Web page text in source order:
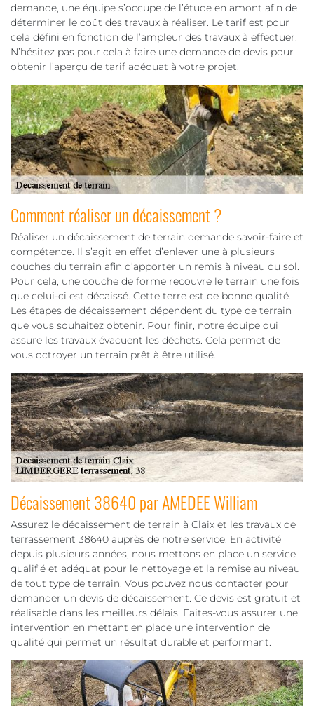
demande, une équipe s’occupe de l’étude en amont afin de
déterminer le coût des travaux à réaliser. Le tarif est pour
cela défini en fonction de l’ampleur des travaux à effectuer.
N’hésitez pas pour cela à faire une demande de devis pour
obtenir l’aperçu de tarif adéquat à votre projet.
Comment réaliser un décaissement ?
Réaliser un décaissement de terrain demande savoir-faire et
compétence. Il s’agit en effet d’enlever une à plusieurs
couches du terrain afin d’apporter un remis à niveau du sol.
Pour cela, une couche de forme recouvre le terrain une fois
que celui-ci est décaissé. Cette terre est de bonne qualité.
Les étapes de décaissement dépendent du type de terrain
que vous souhaitez obtenir. Pour finir, notre équipe qui
assure les travaux évacuent les déchets. Cela permet de
vous octroyer un terrain prêt à être utilisé.
Décaissement 38640 par AMEDEE William
Assurez le décaissement de terrain à Claix et les travaux de
terrassement 38640 auprès de notre service. En activité
depuis plusieurs années, nous mettons en place un service
qualifié et adéquat pour le nettoyage et la remise au niveau
de tout type de terrain. Vous pouvez nous contacter pour
demander un devis de décaissement. Ce devis est gratuit et
réalisable dans les meilleurs délais. Faites-vous assurer une
intervention en mettant en place une intervention de
qualité qui permet un résultat durable et performant.